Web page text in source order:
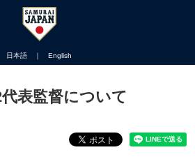
日本語 ｜ English
表監督について